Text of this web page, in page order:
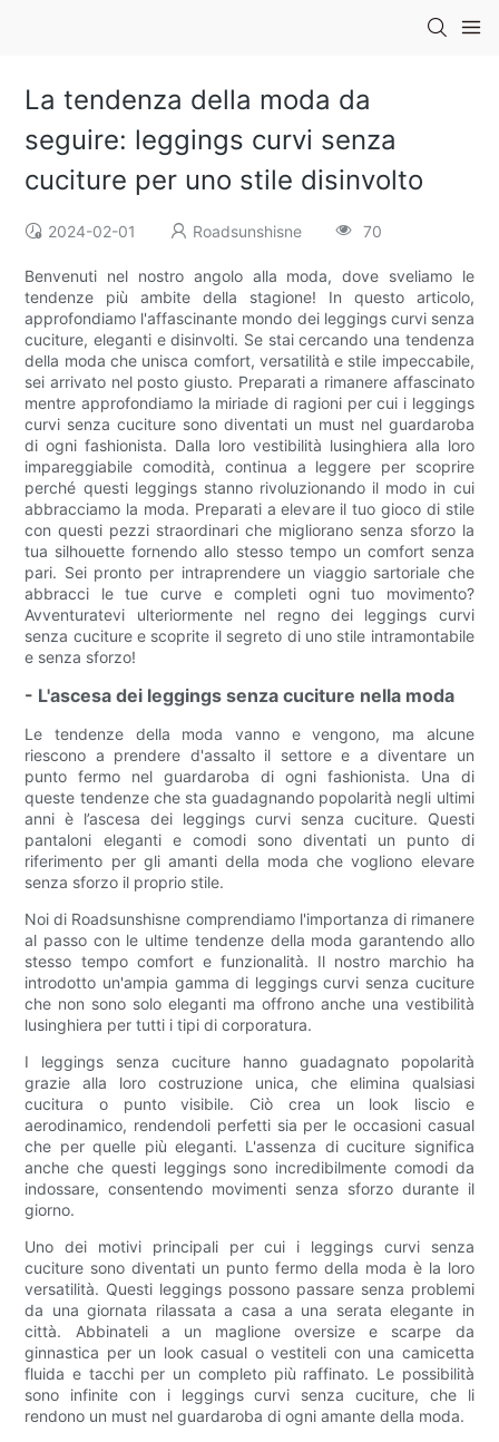
La tendenza della moda da
seguire: leggings curvi senza
cuciture per uno stile disinvolto
2024-02-01 Roadsunshisne 70
Benvenuti nel nostro angolo alla moda, dove sveliamo le
tendenze più ambite della stagione! In questo articolo,
approfondiamo l'affascinante mondo dei leggings curvi senza
cuciture, eleganti e disinvolti. Se stai cercando una tendenza
della moda che unisca comfort, versatilità e stile impeccabile,
sei arrivato nel posto giusto. Preparati a rimanere affascinato
mentre approfondiamo la miriade di ragioni per cui i leggings
curvi senza cuciture sono diventati un must nel guardaroba
di ogni fashionista. Dalla loro vestibilità lusinghiera alla loro
impareggiabile comodità, continua a leggere per scoprire
perché questi leggings stanno rivoluzionando il modo in cui
abbracciamo la moda. Preparati a elevare il tuo gioco di stile
con questi pezzi straordinari che migliorano senza sforzo la
tua silhouette fornendo allo stesso tempo un comfort senza
pari. Sei pronto per intraprendere un viaggio sartoriale che
abbracci le tue curve e completi ogni tuo movimento?
Avventuratevi ulteriormente nel regno dei leggings curvi
senza cuciture e scoprite il segreto di uno stile intramontabile
e senza sforzo!
- L'ascesa dei leggings senza cuciture nella moda
Le tendenze della moda vanno e vengono, ma alcune
riescono a prendere d'assalto il settore e a diventare un
punto fermo nel guardaroba di ogni fashionista. Una di
queste tendenze che sta guadagnando popolarità negli ultimi
anni è l’ascesa dei leggings curvi senza cuciture. Questi
pantaloni eleganti e comodi sono diventati un punto di
riferimento per gli amanti della moda che vogliono elevare
senza sforzo il proprio stile.
Noi di Roadsunshisne comprendiamo l'importanza di rimanere
al passo con le ultime tendenze della moda garantendo allo
stesso tempo comfort e funzionalità. Il nostro marchio ha
introdotto un'ampia gamma di leggings curvi senza cuciture
che non sono solo eleganti ma offrono anche una vestibilità
lusinghiera per tutti i tipi di corporatura.
I leggings senza cuciture hanno guadagnato popolarità
grazie alla loro costruzione unica, che elimina qualsiasi
cucitura o punto visibile. Ciò crea un look liscio e
aerodinamico, rendendoli perfetti sia per le occasioni casual
che per quelle più eleganti. L'assenza di cuciture significa
anche che questi leggings sono incredibilmente comodi da
indossare, consentendo movimenti senza sforzo durante il
giorno.
Uno dei motivi principali per cui i leggings curvi senza
cuciture sono diventati un punto fermo della moda è la loro
versatilità. Questi leggings possono passare senza problemi
da una giornata rilassata a casa a una serata elegante in
città. Abbinateli a un maglione oversize e scarpe da
ginnastica per un look casual o vestiteli con una camicetta
fluida e tacchi per un completo più raffinato. Le possibilità
sono infinite con i leggings curvi senza cuciture, che li
rendono un must nel guardaroba di ogni amante della moda.